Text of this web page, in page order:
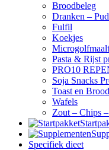
Broodbeleg
Dranken –
Fulfil
Koekjes
Pasta & Rijst
PRO10
Soja Snacks
Toast en Brood
Wafels
Zout – Chips
Specifiek dieet